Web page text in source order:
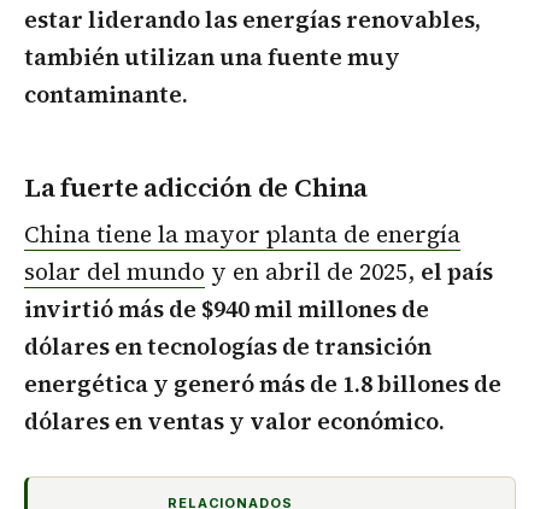
estar liderando las energías renovables,
también utilizan una fuente muy
contaminante.
La fuerte adicción de China
China tiene la mayor planta de energía
solar del mundo y en abril de 2025, el país
invirtió más de $940 mil millones de
dólares en tecnologías de transición
energética y generó más de 1.8 billones de
dólares en ventas y valor económico.
RELACIONADOS